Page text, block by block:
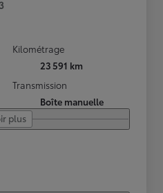
Kilométrage
23 591 km
Transmission
Boîte manuelle
plus